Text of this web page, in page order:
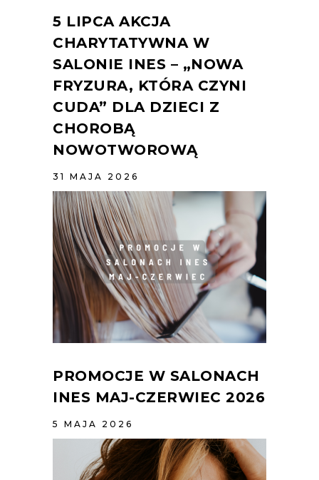
5 LIPCA AKCJA
CHARYTATYWNA W
SALONIE INES – „NOWA
FRYZURA, KTÓRA CZYNI
CUDA” DLA DZIECI Z
CHOROBĄ
NOWOTWOROWĄ
31 MAJA 2026
PROMOCJE W SALONACH
INES MAJ-CZERWIEC 2026
5 MAJA 2026